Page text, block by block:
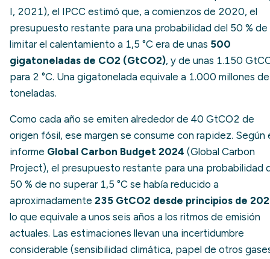
I, 2021), el IPCC estimó que, a comienzos de 2020, el
presupuesto restante para una probabilidad del 50 % de
limitar el calentamiento a 1,5 °C era de unas 500
gigatoneladas de CO2 (GtCO2), y de unas 1.150
para 2 °C. Una gigatonelada equivale a 1.000 millones de
toneladas.
Como cada año se emiten alrededor de 40 GtCO2 de
origen fósil, ese margen se consume con rapidez. Según
informe Global Carbon Budget 2024 (Global Carbon
Project), el presupuesto restante para una probabilidad
50 % de no superar 1,5 °C se había reducido a
aproximadamente 235 GtCO2 desde principios de
lo que equivale a unos seis años a los ritmos de emisión
actuales. Las estimaciones llevan una incertidumbre
considerable (sensibilidad climática, papel de otros